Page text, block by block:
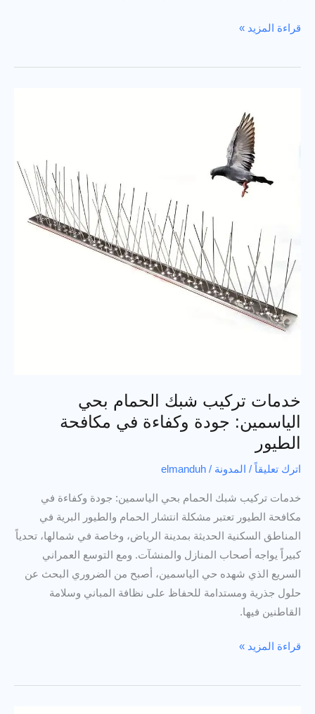
دليل
طارد
الرياض:
والعارض
قراءة المزيد »
خدمات تركيب شبك الحمام بحي
الياسمين: جودة وكفاءة في مكافحة
الطيور
اترك تعليقاً / المدونة /
elmanduh
خدمات تركيب شبك الحمام بحي الياسمين: جودة وكفاءة في
مكافحة الطيور تعتبر مشكلة انتشار الحمام والطيور البرية في
المناطق السكنية الحديثة بمدينة الرياض، وخاصة في شمالها، تحدياً
كبيراً يواجه أصحاب المنازل والمنشآت. ومع التوسع العمراني
السريع الذي شهده حي الياسمين، أصبح من الضروري البحث عن
حلول جذرية ومستدامة للحفاظ على نظافة المباني وسلامة
القاطنين فيها.
خدمات
شبك
قراءة المزيد »